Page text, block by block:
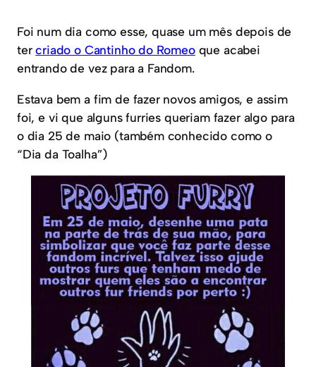
Foi num dia como esse, quase um mês depois de
tercriado o Cantinho do Romeoque acabei
entrando de vez para a Fandom.
Estava bem a fim de fazer novos amigos, e assim
foi, e vi que alguns furries queriam fazer algo para
o dia 25 de maio (também conhecido como o
“Dia da Toalha”)